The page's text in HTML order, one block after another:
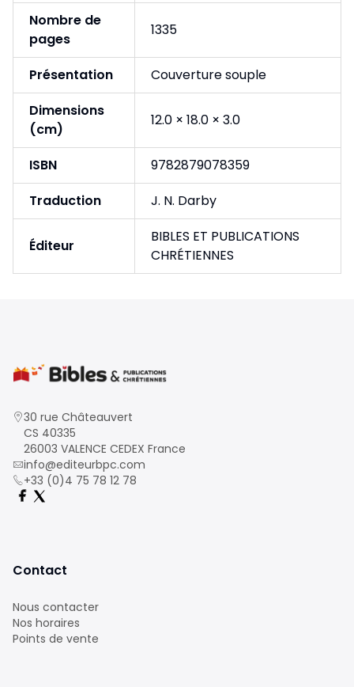
Nombre de
pages
1335
Présentation
Couverture souple
Dimensions
(cm)
12.0 × 18.0 × 3.0
ISBN
9782879078359
Traduction
J. N. Darby
Éditeur
BIBLES ET PUBLICATIONS
CHRÉTIENNES
30 rue Châteauvert
CS 40335
26003 VALENCE CEDEX France
info@editeurbpc.com
+33 (0)4 75 78 12 78
Contact
Nous contacter
Nos horaires
Points de vente